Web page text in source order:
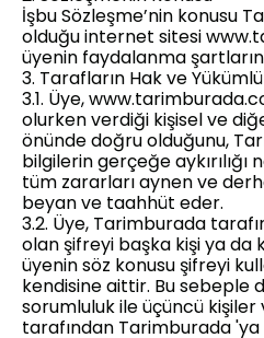
İşbu Sözleşme’nin konusu
olduğu internet sitesi
üyenin faydalanma
3. Tarafların Hak ve
3.1. Üye,
olurken verdiği kişisel ve
önünde doğru olduğunu,
bilgilerin gerçeğe
tüm zararları aynen ve
beyan ve taahhüt eder.
3.2. Üye, Tarimburada
olan şifreyi başka kişi ya da
üyenin söz konusu şifreyi
kendisine aittir. Bu sebeple
sorumluluk ile üçüncü
tarafından Tarimburada